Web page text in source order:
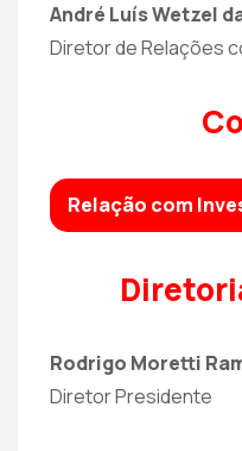
André Luís Wetzel
Diretor de Relações
Relação com
Rodrigo Moretti
Diretor Presidente